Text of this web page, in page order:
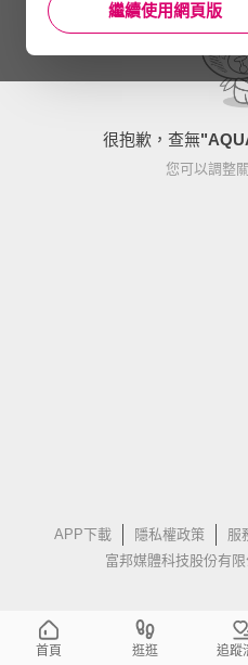
很抱歉，查無"
您可以調整
APP下載 隱私權政策 服
富邦媒體科技股份有
繼續使用網頁版
首頁 逛逛 追蹤